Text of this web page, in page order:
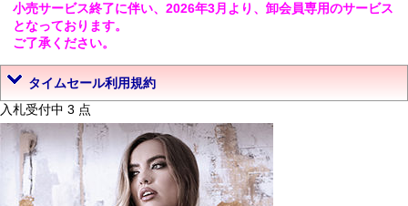
小売サービス終了に伴い、2026年3月より、卸会員専用のサービス
となっております。
ご了承ください。
タイムセール利用規約
入札受付中 3 点